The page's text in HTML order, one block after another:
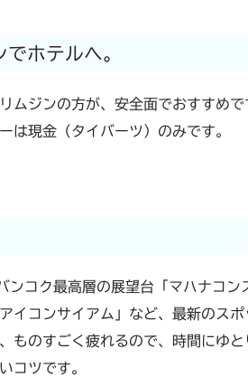
ホテルへ。
ムジンの方が、安全面でおすすめで
は現金（タイバーツ）のみです。
コク最高層の展望台「マハナコン
イコンサイアム」など、最新のスポ
ものすごく疲れるので、時間にゆと
コツです。